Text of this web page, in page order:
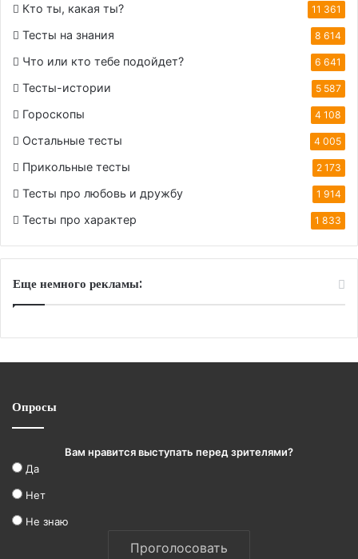
Кто ты, какая ты? 11 361
Тесты на знания 8 614
Что или кто тебе подойдет? 6 641
Тесты-истории 5 587
Гороскопы 4 108
Остальные тесты 4 005
Прикольные тесты 2 173
Тесты про любовь и дружбу 1 914
Тесты про характер 1 833
Еще немного рекламы:
Опросы
Вам нравится выступать перед зрителями?
Да
Нет
Не знаю